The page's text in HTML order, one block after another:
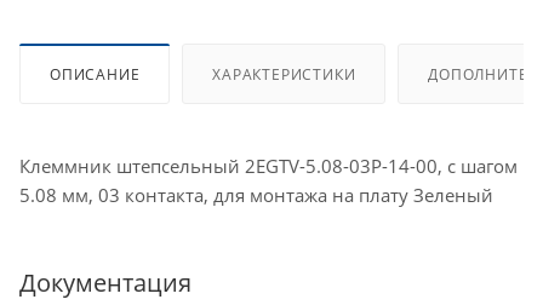
ОПИСАНИЕ ХАРАКТЕРИСТИКИ
Клеммник штепсельный 2EGTV-5.08-03P-14-00, с шагом
5.08 мм, 03 контакта, для монтажа на плату Зеленый
Документация